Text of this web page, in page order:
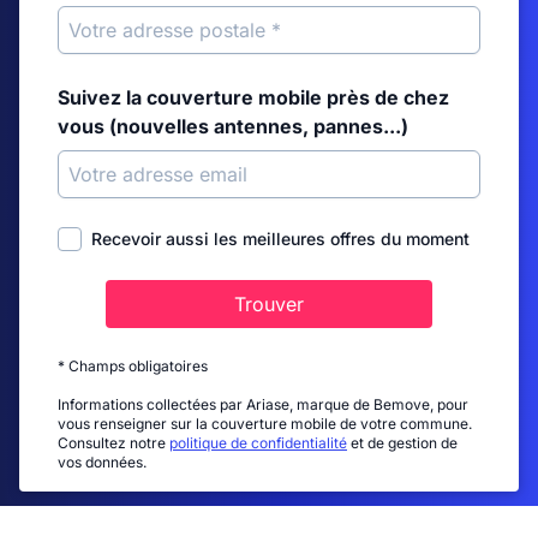
Suivez la couverture mobile près de chez
vous (nouvelles antennes, pannes...)
Recevoir aussi les meilleures offres du moment
Trouver
* Champs obligatoires
Informations collectées par Ariase, marque de Bemove, pour
vous renseigner sur la couverture mobile de votre commune.
Consultez notre politique de confidentialité et de gestion de
vos données.